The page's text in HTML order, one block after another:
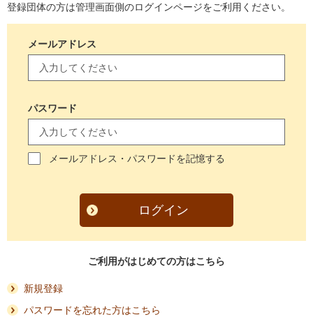
登録団体の方は管理画面側のログインページをご利用ください。
メールアドレス
パスワード
メールアドレス・パスワードを記憶する
ログイン
ご利用がはじめての方はこちら
新規登録
パスワードを忘れた方はこちら